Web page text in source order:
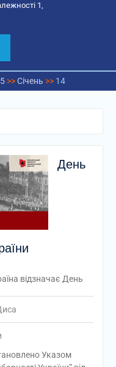
1,
>>Січень >> 14
День
відзначає День
Указом